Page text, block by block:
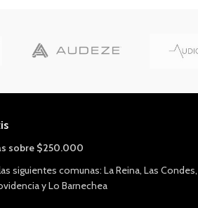
sobre $250.000
siguientes comunas: La Reina, Las Condes,
y Lo Barnechea